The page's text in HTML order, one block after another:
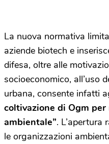
La nuova normativa
aziende biotech e
difesa, oltre alle
socioeconomico, all’uso
urbana, consente infatti
coltivazione di Ogm
ambientale”. L’apertura
le organizzazioni